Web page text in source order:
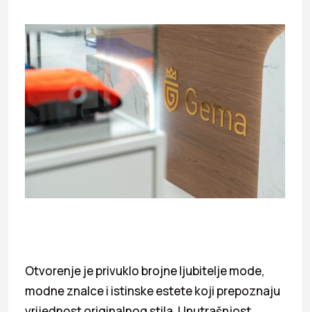
Otvorenje je privuklo brojne ljubitelje mode,
modne znalce i istinske estete koji prepoznaju